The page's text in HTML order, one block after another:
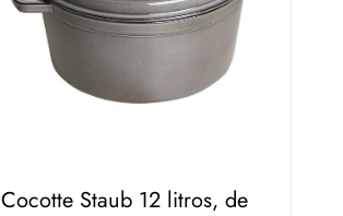
Cocotte Staub 12 litros, de